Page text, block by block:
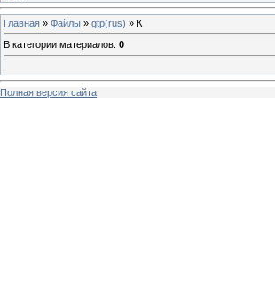
Главная » Файлы » gtp(rus) » К
В категории материалов: 0
Полная версия сайта